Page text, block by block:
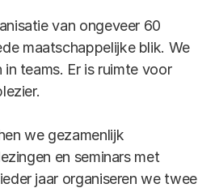
van ongeveer 60
maatschappelijke blik. We
teams. Er is ruimte voor
we gezamenlijk
en seminars met
jaar organiseren we twee